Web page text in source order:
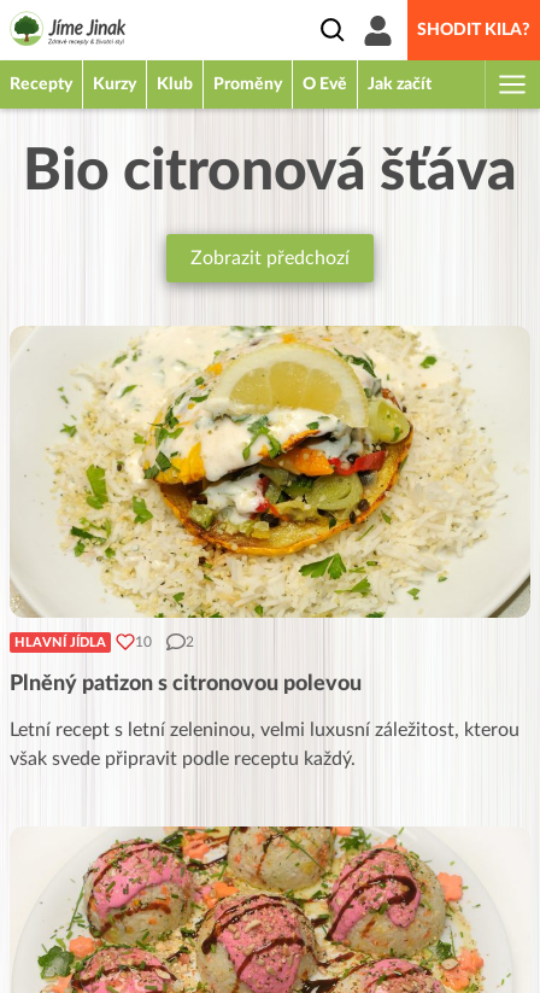
SHODIT KILA?
Recepty Kurzy Klub Proměny O Evě Jak začít
Bio citronová šťáva
Zobrazit předchozí
HLAVNÍ JÍDLA 10 2
Plněný patizon s citronovou polevou
Letní recept s letní zeleninou, velmi luxusní záležitost, kterou
však svede připravit podle receptu každý.